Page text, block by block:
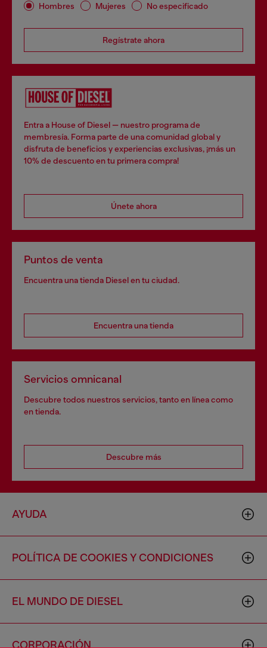
Hombres Mujeres No especificado
Regístrate ahora
Entra a House of Diesel — nuestro programa de
membresía. Forma parte de una comunidad global y
disfruta de beneficios y experiencias exclusivas, ¡más un
10% de descuento en tu primera compra!
Únete ahora
Puntos de venta
Encuentra una tienda Diesel en tu ciudad.
Encuentra una tienda
Servicios omnicanal
Descubre todos nuestros servicios, tanto en línea como
en tienda.
Descubre más
AYUDA
POLÍTICA DE COOKIES Y CONDICIONES
EL MUNDO DE DIESEL
CORPORACIÓN